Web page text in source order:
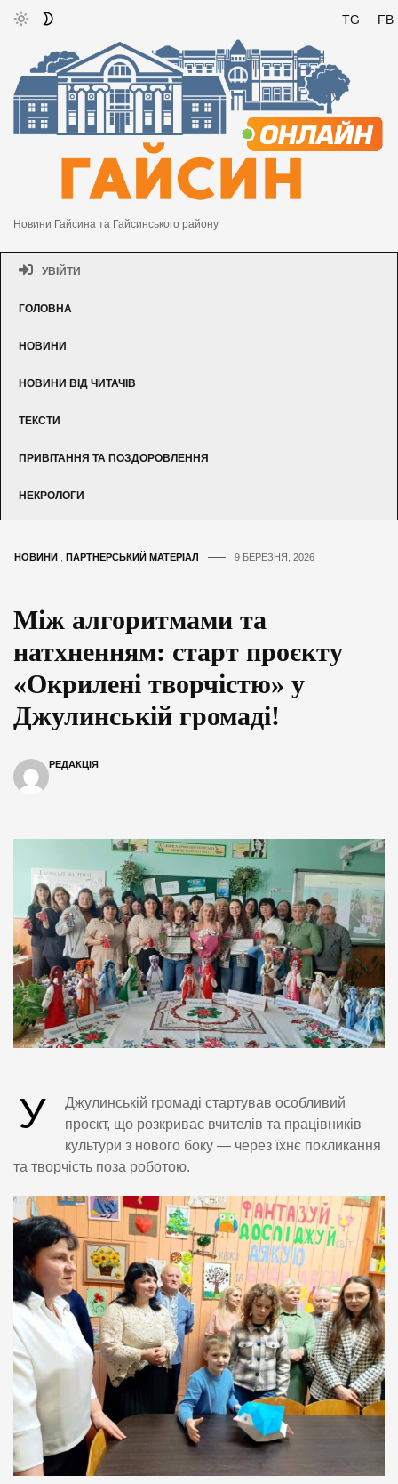
FB
TG
Новини Гайсина та Гайсинського району
УВІЙТИ
ГОЛОВНА
НОВИНИ
НОВИНИ ВІД ЧИТАЧІВ
ТЕКСТИ
ПРИВІТАННЯ ТА ПОЗДОРОВЛЕННЯ
НЕКРОЛОГИ
НОВИНИ ПАРТНЕРСЬКИЙ МАТЕРІАЛ 9 БЕРЕЗНЯ, 2026
Між алгоритмами та
натхненням: старт проєкту
«Окрилені творчістю» у
Джулинській громаді!
РЕДАКЦІЯ
У
Джулинській громаді стартував особливий
проєкт, що розкриває вчителів та працівників
культури з нового боку — через їхнє покликання
та творчість поза роботою.